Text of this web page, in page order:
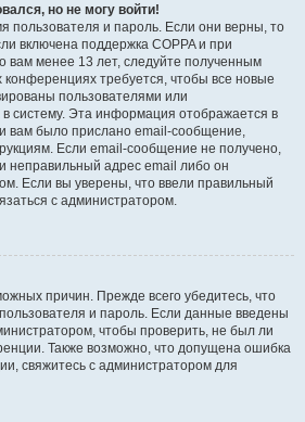
но не могу войти!
пользователя и пароль. Если они верны, то
включена поддержка COPPA и при
вам менее 13 лет, следуйте полученным
требуется, чтобы все новые
пользователями или
систему. Эта информация отображается в
вам было прислано email-сообщение,
Если email-сообщение не получено,
неправильный адрес email либо он
Если вы уверены, что ввели правильный
с администратором.
причин. Прежде всего убедитесь, что
и пароль. Если данные введены
чтобы проверить, не был ли
Также возможно, что допущена ошибка
свяжитесь с администратором для